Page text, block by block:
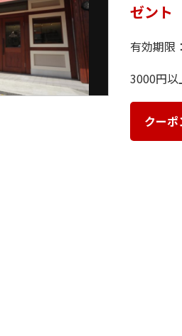
ゼント
有効期限：
3000円以
クー